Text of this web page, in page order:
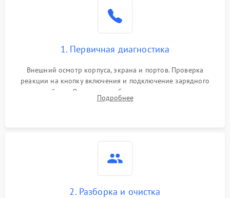
1. Первичная диагностика
Внешний осмотр корпуса, экрана и портов. Проверка
реакции на кнопку включения и подключение зарядного
устройства. Оценка потребления тока с помощью
лабораторного блока питания для локализации проблемы.
Подробнее
2. Разборка и очистка